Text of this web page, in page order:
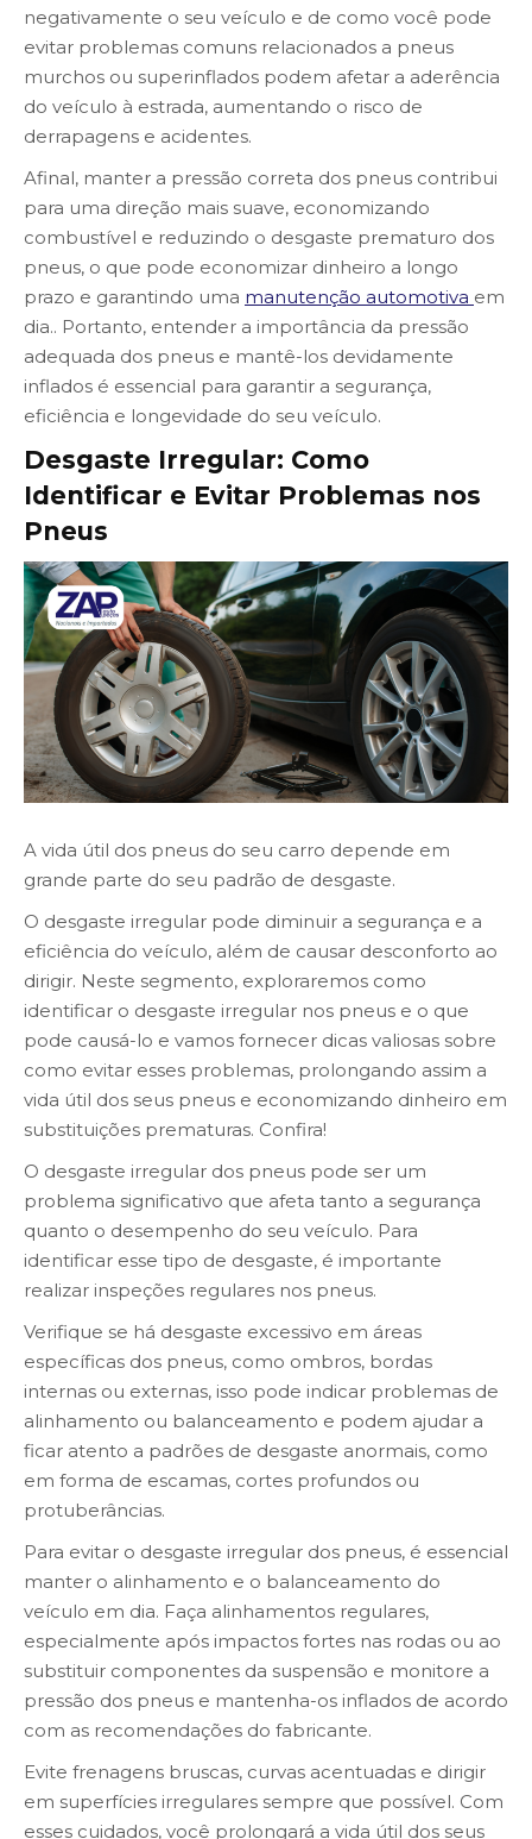
negativamente o seu veículo e de como você pode
evitar problemas comuns relacionados a pneus
murchos ou superinflados podem afetar a aderência
do veículo à estrada, aumentando o risco de
derrapagens e acidentes.
Afinal, manter a pressão correta dos pneus contribui
para uma direção mais suave, economizando
combustível e reduzindo o desgaste prematuro dos
pneus, o que pode economizar dinheiro a longo
prazo e garantindo uma manutenção automotiva em
dia.. Portanto, entender a importância da pressão
adequada dos pneus e mantê-los devidamente
inflados é essencial para garantir a segurança,
eficiência e longevidade do seu veículo.
Desgaste Irregular: Como
Identificar e Evitar Problemas nos
Pneus
A vida útil dos pneus do seu carro depende em
grande parte do seu padrão de desgaste.
O desgaste irregular pode diminuir a segurança e a
eficiência do veículo, além de causar desconforto ao
dirigir. Neste segmento, exploraremos como
identificar o desgaste irregular nos pneus e o que
pode causá-lo e vamos fornecer dicas valiosas sobre
como evitar esses problemas, prolongando assim a
vida útil dos seus pneus e economizando dinheiro em
substituições prematuras. Confira!
O desgaste irregular dos pneus pode ser um
problema significativo que afeta tanto a segurança
quanto o desempenho do seu veículo. Para
identificar esse tipo de desgaste, é importante
realizar inspeções regulares nos pneus.
Verifique se há desgaste excessivo em áreas
específicas dos pneus, como ombros, bordas
internas ou externas, isso pode indicar problemas de
alinhamento ou balanceamento e podem ajudar a
ficar atento a padrões de desgaste anormais, como
em forma de escamas, cortes profundos ou
protuberâncias.
Para evitar o desgaste irregular dos pneus, é essencial
manter o alinhamento e o balanceamento do
veículo em dia. Faça alinhamentos regulares,
especialmente após impactos fortes nas rodas ou ao
substituir componentes da suspensão e monitore a
pressão dos pneus e mantenha-os inflados de acordo
com as recomendações do fabricante.
Evite frenagens bruscas, curvas acentuadas e dirigir
em superfícies irregulares sempre que possível. Com
esses cuidados, você prolongará a vida útil dos seus